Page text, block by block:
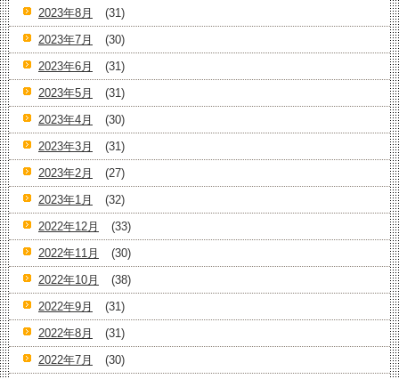
2023年8月
(31)
2023年7月
(30)
2023年6月
(31)
2023年5月
(31)
2023年4月
(30)
2023年3月
(31)
2023年2月
(27)
2023年1月
(32)
2022年12月
(33)
2022年11月
(30)
2022年10月
(38)
2022年9月
(31)
2022年8月
(31)
2022年7月
(30)